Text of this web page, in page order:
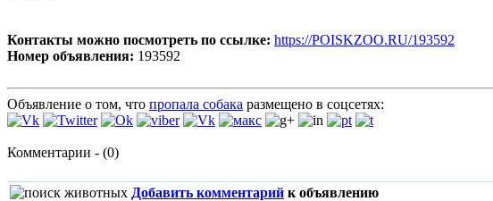
Контакты можно посмотреть по ссылке: https://POISKZOO.RU/193592
Номер объявления: 193592
Объявление о том, что пропала собака размещено в соцсетях:
Комментарии - (0)
Добавить комментарий к объявлению